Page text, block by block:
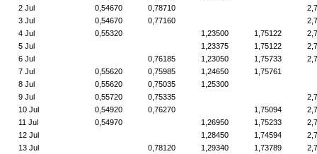
2 Jul
0,54670 0,78710
3 Jul
0,54670 0,77160
4 Jul
0,55320 1,23500 1,75122
5 Jul
1,23375 1,75122
6 Jul
0,76185 1,23050 1,75733
7 Jul
0,55620 0,75985 1,24650
1,75761
8 Jul
0,55620 0,75035
1,25300
9 Jul
0,55720 0,75335
10 Jul
0,54920 0,76270 1,75094
11 Jul
0,54970 1,26950 1,75233
12 Jul
1,28450 1,74594
13 Jul
0,78120 1,29340 1,73789